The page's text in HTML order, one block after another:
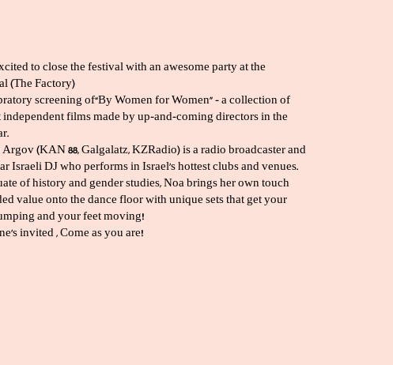
to close the festival with an awesome party at the
(The Factory)
screening of“By Women for Women” – a collection of
independent films made by up-and-coming directors in the
(KAN 88, Galgalatz, KZRadio) is a radio broadcaster and
Israeli DJ who performs in Israel’s hottest clubs and venues.
of history and gender studies, Noa brings her own touch
value onto the dance floor with unique sets that get your
and your feet moving!
invited , Come as you are!